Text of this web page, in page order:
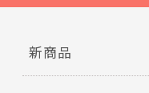
新商品